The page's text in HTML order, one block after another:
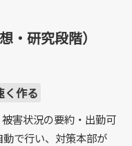
・研究段階）
く作る
害状況の要約・出勤可
で行い、対策本部が